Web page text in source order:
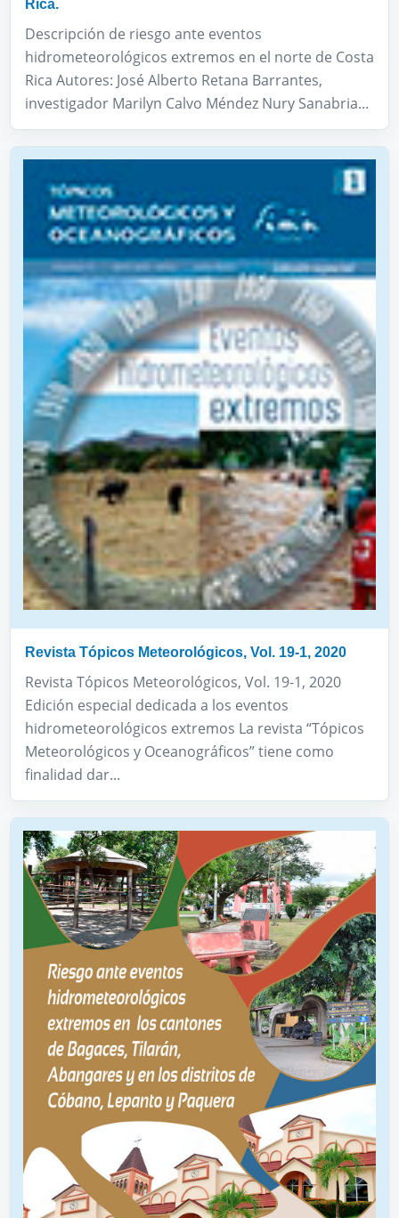
Rica.
Descripción de riesgo ante eventos
hidrometeorológicos extremos en el norte de Costa
Rica Autores: José Alberto Retana Barrantes,
investigador Marilyn Calvo Méndez Nury Sanabria...
Revista Tópicos Meteorológicos, Vol. 19-1, 2020
Revista Tópicos Meteorológicos, Vol. 19-1, 2020
Edición especial dedicada a los eventos
hidrometeorológicos extremos La revista “Tópicos
Meteorológicos y Oceanográficos” tiene como
finalidad dar...